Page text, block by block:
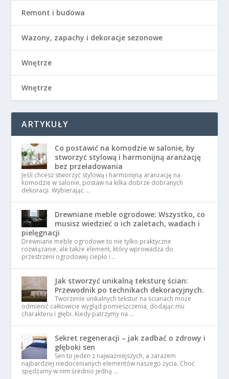
Remont i budowa
Wazony, zapachy i dekoracje sezonowe
Wnętrze
Wnętrze
ARTYKUŁY
Co postawić na komodzie w salonie, by
stworzyć stylową i harmonijną aranżację
bez przeładowania
Jeśli chcesz stworzyć stylową i harmonijną aranżację na
komodzie w salonie, postaw na kilka dobrze dobranych
dekoracji. Wybierając …
Drewniane meble ogrodowe: Wszystko, co
musisz wiedzieć o ich zaletach, wadach i
pielęgnacji
Drewniane meble ogrodowe to nie tylko praktyczne
rozwiązanie, ale także element, który wprowadza do
przestrzeni ogrodowej ciepło i …
Jak stworzyć unikalną teksturę ścian:
Przewodnik po technikach dekoracyjnych.
Tworzenie unikalnych tekstur na ścianach może
odmienić całkowicie wygląd pomieszczenia, dodając mu
charakteru i głębi. Kiedy patrzymy na …
Sekret regeneracji – jak zadbać o zdrowy i
głęboki sen
Sen to jeden z najważniejszych, a zarazem
najbardziej niedocenianych elementów naszego życia. Choć
spędzamy w nim średnio jedną …